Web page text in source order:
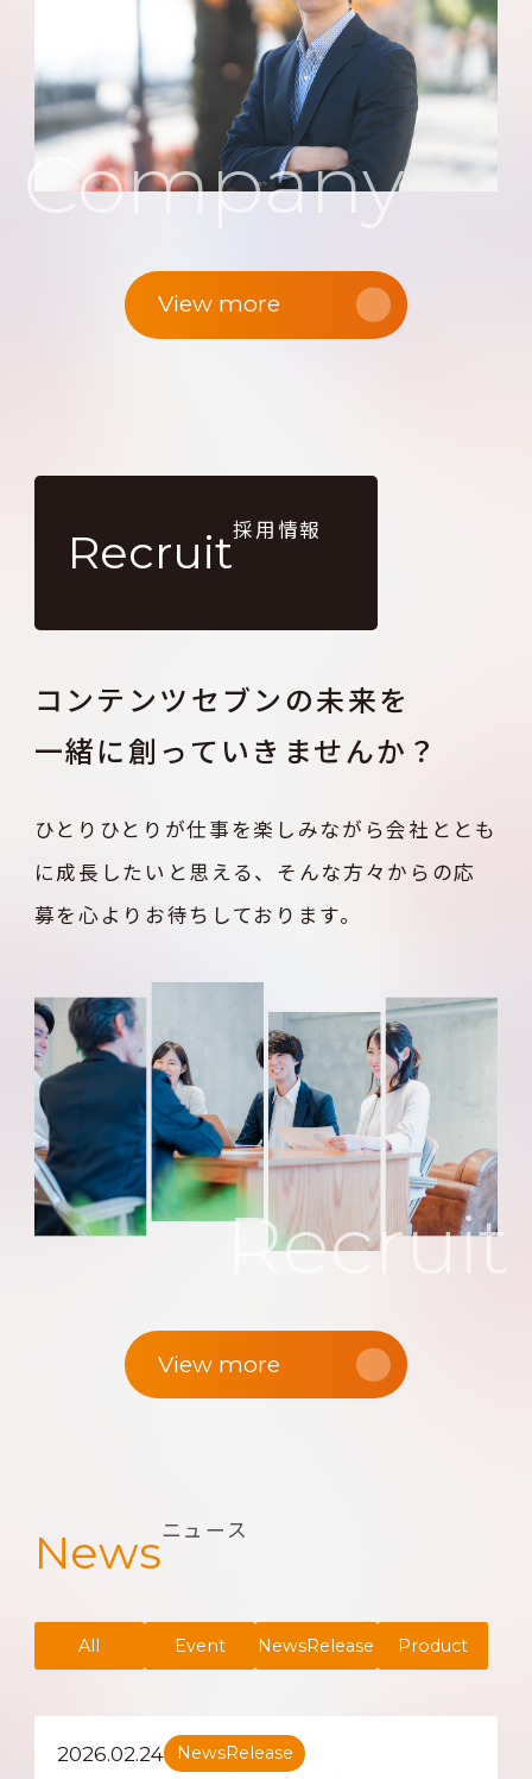
View more
Company
Recruit採用情報
コンテンツセブンの未来を
一緒に創っていきませんか？
ひとりひとりが仕事を楽しみながら会社ととも
に成長したいと思える、 そんな方々からの応
募を心よりお待ちしております。
View more
Recruit
Newsニュース
All Event NewsRelease Product
2026.02.24 NewsRelease